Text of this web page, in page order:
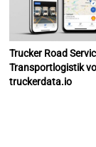
Trucker Road
Transportlogistik
truckerdata.io